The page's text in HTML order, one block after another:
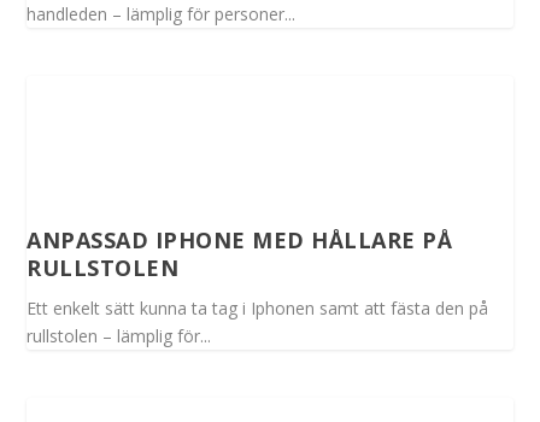
handleden – lämplig för personer...
ANPASSAD IPHONE MED HÅLLARE PÅ
RULLSTOLEN
Ett enkelt sätt kunna ta tag i Iphonen samt att fästa den på
rullstolen – lämplig för...